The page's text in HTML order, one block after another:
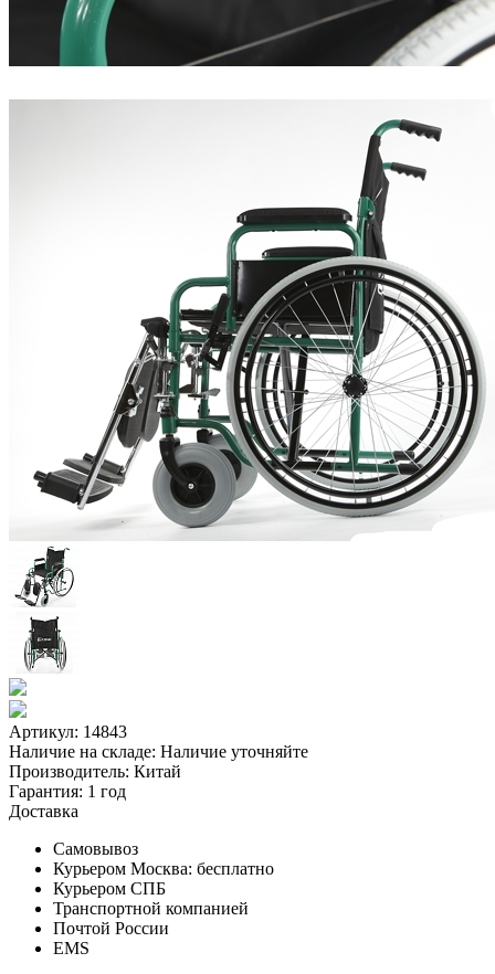
Артикул: 14843
Наличие на складе: Наличие уточняйте
Производитель: Китай
Гарантия: 1 год
Доставка
Самовывоз
Курьером Москва: бесплатно
Курьером СПБ
Транспортной компанией
Почтой России
EMS